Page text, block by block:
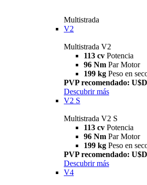
Multistrada
V2
Multistrada V2
113 cv Potencia
96 Nm Par Motor
199 kg Peso en
PVP recomendado:
Descubrir más
V2 S
Multistrada V2 S
113 cv Potencia
96 Nm Par Motor
199 kg Peso en
PVP recomendado:
Descubrir más
V4